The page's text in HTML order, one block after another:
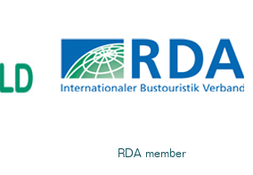
RDA member